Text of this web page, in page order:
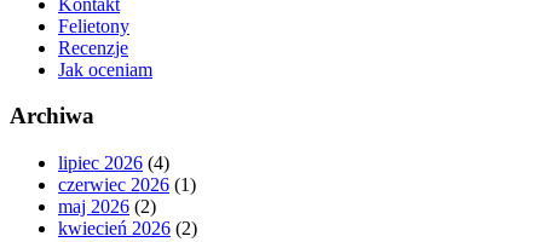
Felietony
Recenzje
Jak oceniam
Archiwa
lipiec 2026 (4)
czerwiec 2026 (1)
maj 2026 (2)
kwiecień 2026 (2)